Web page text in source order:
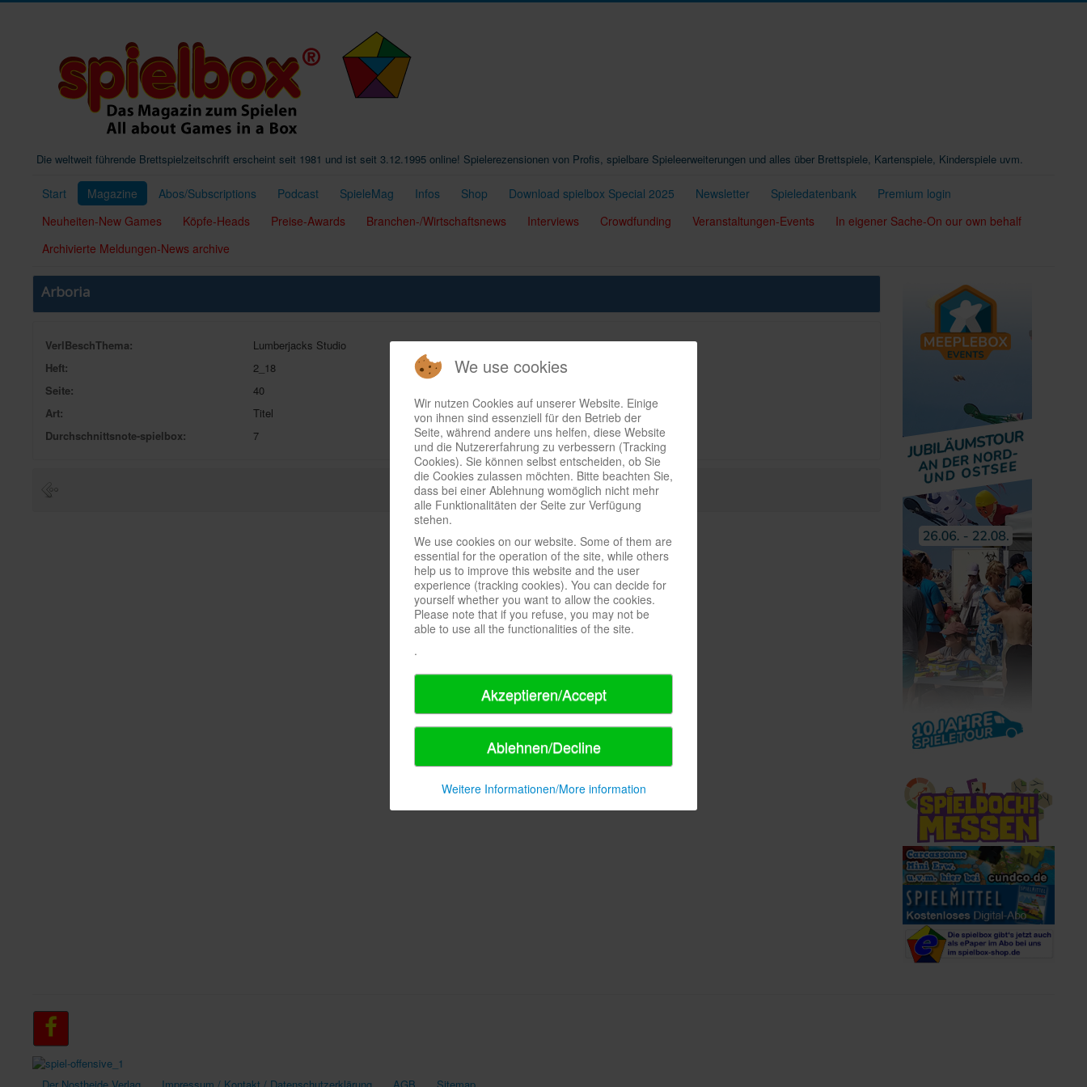
Die weltweit führende Brettspielzeitschrift erscheint seit 1981 und ist seit 3.12.1995 online! Spielerezensionen von Profis, spielbare Spieleerweiterungen und alles über Brettspiele, Kartenspiele, Kinderspiele uvm.
Start Magazine Abos/Subscriptions Podcast SpieleMag Infos Shop Download spielbox Special 2025 Newsletter Spieledatenbank
Premium login
Neuheiten-New Games
Köpfe-Heads Preise-Awards Branchen-/Wirtschaftsnews Interviews Crowdfunding Veranstaltungen-Events
In eigener Sache-On our own behalf
Archivierte Meldungen-News archive
Arboria
VerlBeschThema:
Lumberjacks Studio
Heft:
2_18
Seite:
40
Art:
Titel
Durchschnittsnote-spielbox:
7
Der Nostheide Verlag Impressum / Kontakt / Datenschutzerklärung AGB Sitemap
We use cookies
Wir nutzen Cookies auf unserer Website. Einige
von ihnen sind essenziell für den Betrieb der
Seite, während andere uns helfen, diese Website
und die Nutzererfahrung zu verbessern (Tracking
Cookies). Sie können selbst entscheiden, ob Sie
die Cookies zulassen möchten. Bitte beachten Sie,
dass bei einer Ablehnung womöglich nicht mehr
alle Funktionalitäten der Seite zur Verfügung
stehen.
We use cookies on our website. Some of them are
essential for the operation of the site, while others
help us to improve this website and the user
experience (tracking cookies). You can decide for
yourself whether you want to allow the cookies.
Please note that if you refuse, you may not be
able to use all the functionalities of the site.
.
Akzeptieren/Accept
Ablehnen/Decline
Weitere Informationen/More information